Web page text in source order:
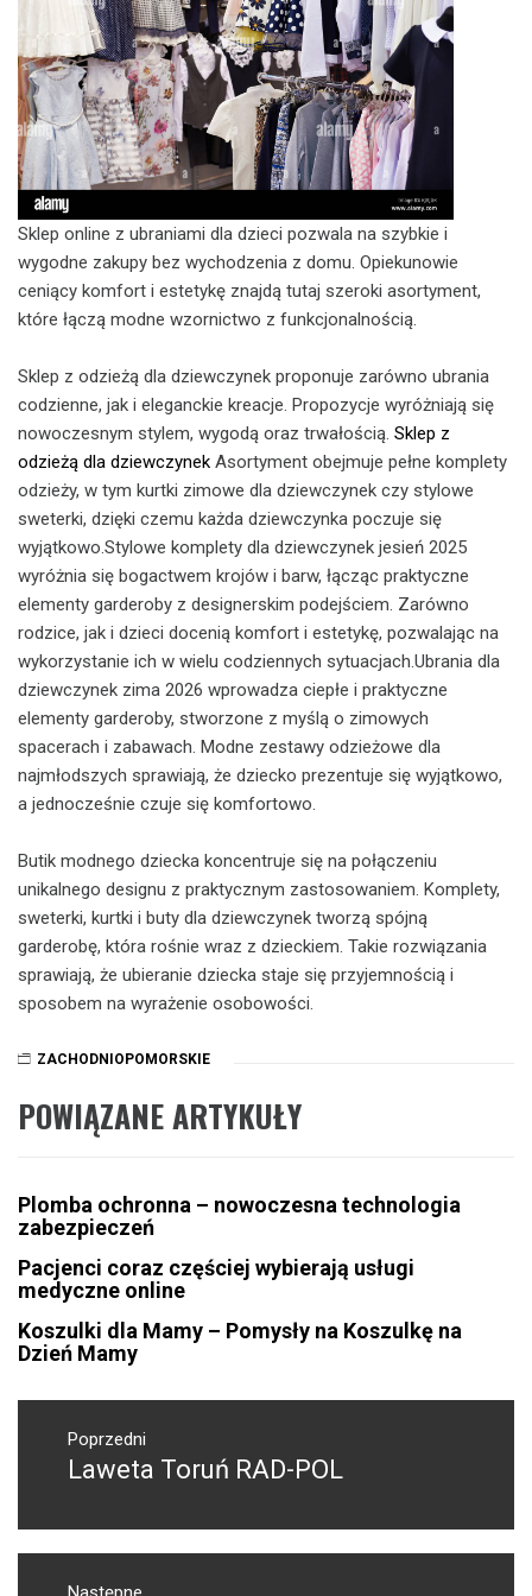
Sklep online z ubraniami dla dzieci pozwala na szybkie i
wygodne zakupy bez wychodzenia z domu. Opiekunowie
ceniący komfort i estetykę znajdą tutaj szeroki asortyment,
które łączą modne wzornictwo z funkcjonalnością.
Sklep z odzieżą dla dziewczynek proponuje zarówno ubrania
codzienne, jak i eleganckie kreacje. Propozycje wyróżniają się
nowoczesnym stylem, wygodą oraz trwałością. Sklep z
odzieżą dla dziewczynek Asortyment obejmuje pełne komplety
odzieży, w tym kurtki zimowe dla dziewczynek czy stylowe
sweterki, dzięki czemu każda dziewczynka poczuje się
wyjątkowo.Stylowe komplety dla dziewczynek jesień 2025
wyróżnia się bogactwem krojów i barw, łącząc praktyczne
elementy garderoby z designerskim podejściem. Zarówno
rodzice, jak i dzieci docenią komfort i estetykę, pozwalając na
wykorzystanie ich w wielu codziennych sytuacjach.Ubrania dla
dziewczynek zima 2026 wprowadza ciepłe i praktyczne
elementy garderoby, stworzone z myślą o zimowych
spacerach i zabawach. Modne zestawy odzieżowe dla
najmłodszych sprawiają, że dziecko prezentuje się wyjątkowo,
a jednocześnie czuje się komfortowo.
Butik modnego dziecka koncentruje się na połączeniu
unikalnego designu z praktycznym zastosowaniem. Komplety,
sweterki, kurtki i buty dla dziewczynek tworzą spójną
garderobę, która rośnie wraz z dzieckiem. Takie rozwiązania
sprawiają, że ubieranie dziecka staje się przyjemnością i
sposobem na wyrażenie osobowości.
ZACHODNIOPOMORSKIE
POWIĄZANE ARTYKUŁY
Plomba ochronna – nowoczesna technologia
zabezpieczeń
Pacjenci coraz częściej wybierają usługi
medyczne online
Koszulki dla Mamy – Pomysły na Koszulkę na
Dzień Mamy
Nawigacja
wpisuPoprzedni
Poprzedni
Laweta Toruń RAD-POL